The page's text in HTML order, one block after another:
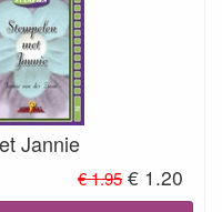
Jannie
€ 1.95 € 1.20